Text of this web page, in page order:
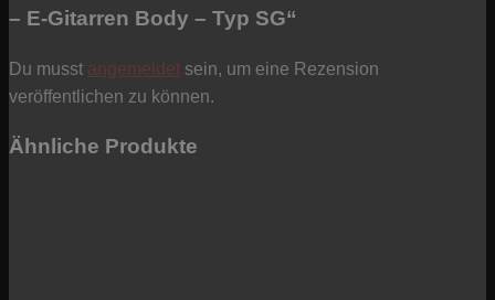
– E-Gitarren Body – Typ SG“
Du musst angemeldet sein, um eine Rezension
veröffentlichen zu können.
Ähnliche Produkte